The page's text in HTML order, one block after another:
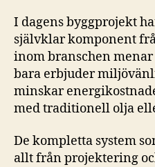
I dagens byggprojekt
självklar komponent
inom branschen
bara erbjuder
minskar
med traditionell olja
De kompletta system
allt från projektering